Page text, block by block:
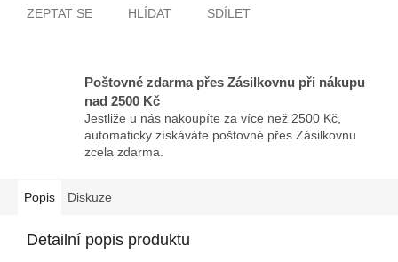
ZEPTAT SE HLÍDAT SDÍLET
Poštovné zdarma přes Zásilkovnu při nákupu
nad 2500 Kč
Jestliže u nás nakoupíte za více než 2500 Kč,
automaticky získáváte poštovné přes Zásilkovnu
zcela zdarma.
Popis Diskuze
Detailní popis produktu